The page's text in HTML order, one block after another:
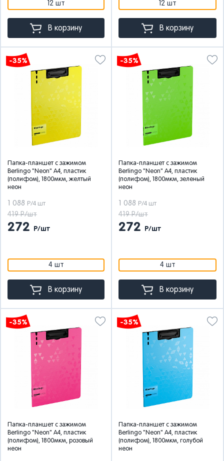
12 шт
В корзину
12 шт
В корзину
-35%
Папка-планшет с зажимом
Berlingo "Neon" А4, пластик
(полифом), 1800мкм, желтый
неон
1 088 Р/4 шт
419 Р/шт
272 Р/шт
4 шт
В корзину
-35%
Папка-планшет с зажимом
Berlingo "Neon" А4, пластик
(полифом), 1800мкм, зеленый
неон
1 088 Р/4 шт
419 Р/шт
272 Р/шт
4 шт
В корзину
-35%
Папка-планшет с зажимом
Berlingo "Neon" А4, пластик
(полифом), 1800мкм, розовый
неон
-35%
Папка-планшет с зажимом
Berlingo "Neon" А4, пластик
(полифом), 1800мкм, голубой
неон